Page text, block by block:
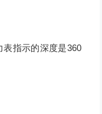
指示的深度是360